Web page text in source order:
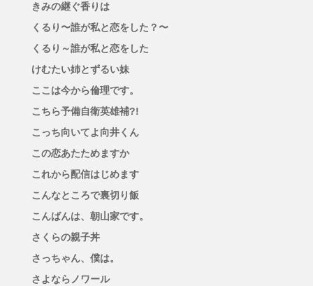
きみの継ぐ香りは
くるり〜誰が私と恋をした？〜
くるり～誰が私と恋をした
けむたい姉とずるい妹
ここは今から倫理です。
こちら予備自衛英雄補?!
こっち向いてよ向井くん
この恋あたためますか
これから配信はじめます
こんなところで裏切り飯
こんばんは、朝山家です。
さくらの親子丼
さっちゃん、僕は。
さよならノワール